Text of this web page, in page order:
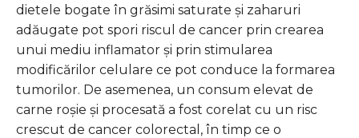
dietele bogate în grăsimi saturate și zaharuri
adăugate pot spori riscul de cancer prin crearea
unui mediu inflamator și prin stimularea
modificărilor celulare ce pot conduce la formarea
tumorilor. De asemenea, un consum elevat de
carne roșie și procesată a fost corelat cu un risc
crescut de cancer colorectal, în timp ce o